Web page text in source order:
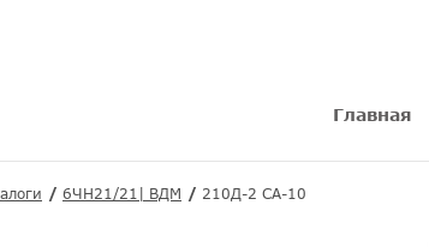
Главная
6ЧН21/21| ВДМ 210Д-2 СА-10
Р3.0110.04.040